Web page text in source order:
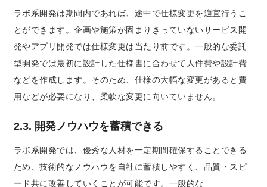
ラボ系開発は期間内であれば、途中で仕様変更を適宜行うこ
とができます。企画や施策が固まりきっていないサービス開
発やアプリ開発では仕様変更は当たり前です。一般的な委託
型開発では最初に設計した仕様書に合わせて人件費や設計費
などを作成します。そのため、仕様の大幅な変更があると費
用などが必要になり、柔軟な変更に向いていません。
2.3. 開発ノウハウを蓄積できる
ラボ系開発では、優秀な人材を一定期間確保することできる
ため、技術的なノウハウを自社に蓄積しやすく、品質・スピ
ード共に改善していくことが可能です。一般的な